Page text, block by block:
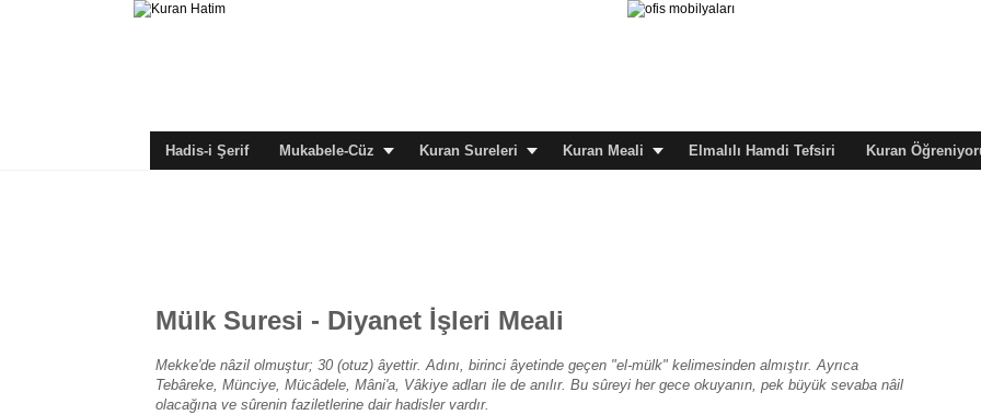
Hadis-i Şerif Mukabele-Cüz Kuran Sureleri Kuran Meali Elmalılı Hamdi Tefsiri Kuran
Mülk Suresi - Diyanet İşleri Meali
Mekke'de nâzil olmuştur; 30 (otuz) âyettir. Adını, birinci âyetinde geçen "el-mülk" kelimesinden almıştır. Ayrıca
Tebâreke, Münciye, Mücâdele, Mâni'a, Vâkiye adları ile de anılır. Bu sûreyi her gece okuyanın, pek büyük sevaba nâil
olacağına ve sûrenin faziletlerine dair hadisler vardır.